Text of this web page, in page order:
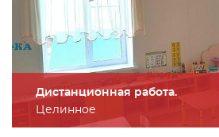
Дистанционная работа.
Целинное